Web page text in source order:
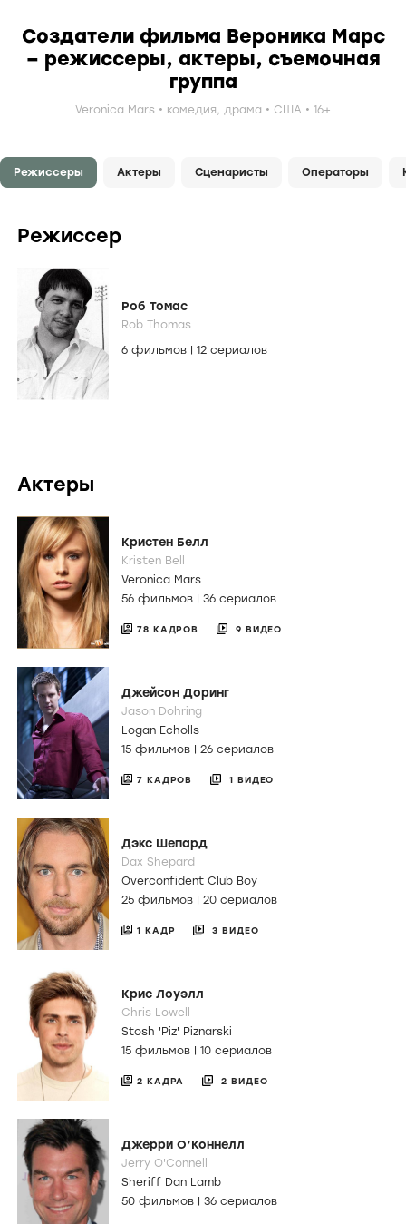
Создатели фильма Вероника Марс
– режиссеры, актеры, съемочная
группа
Veronica Mars комедия, драма США 16+
Режиссеры Актеры Сценаристы Операторы
Режиссер
Роб Томас
Rob Thomas
6 фильмов
12 сериалов
Актеры
Кристен Белл
Kristen Bell
Veronica Mars
56 фильмов | 36 сериалов
78 КАДРОВ 9 ВИДЕО
Джейсон Доринг
Jason Dohring
Logan Echolls
15 фильмов | 26 сериалов
7 КАДРОВ 1 ВИДЕО
Дэкс Шепард
Dax Shepard
Overconfident Club Boy
25 фильмов | 20 сериалов
1 КАДР 3 ВИДЕО
Крис Лоуэлл
Chris Lowell
Stosh 'Piz' Piznarski
15 фильмов | 10 сериалов
2 КАДРА 2 ВИДЕО
Джерри О’Коннелл
Jerry O'Connell
Sheriff Dan Lamb
50 фильмов | 36 сериалов